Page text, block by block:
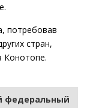
потребовав
стран,
Конотопе.
федеральный